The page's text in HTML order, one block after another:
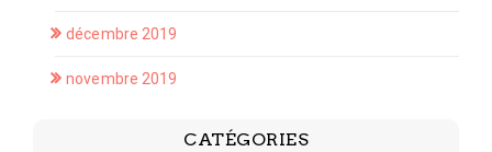
décembre 2019
novembre 2019
CATÉGORIES